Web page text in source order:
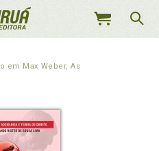
MEU
em Max Weber, As